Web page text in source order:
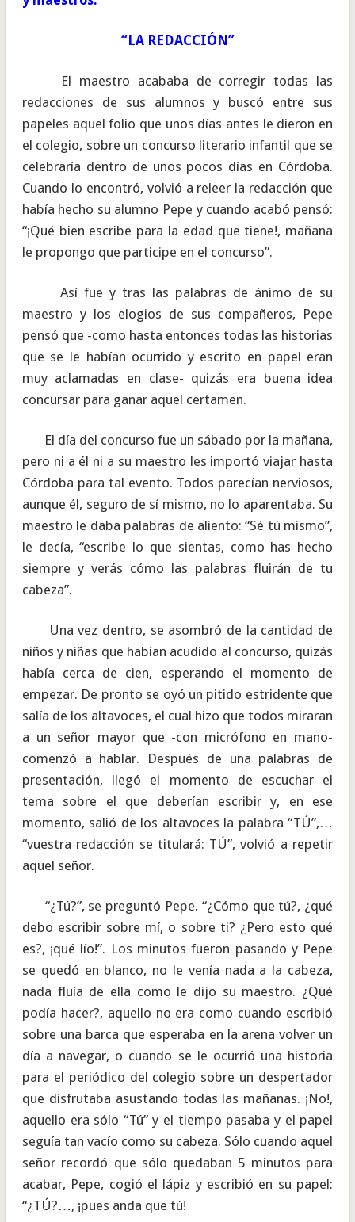
“LA REDACCIÓN”
El maestro acababa de corregir todas las
redacciones de sus alumnos y buscó entre sus
papeles aquel folio que unos días antes le dieron en
el colegio, sobre un concurso literario infantil que se
celebraría dentro de unos pocos días en Córdoba.
Cuando lo encontró, volvió a releer la redacción que
había hecho su alumno Pepe y cuando acabó pensó:
“¡Qué bien escribe para la edad que tiene!, mañana
le propongo que participe en el concurso”.
Así fue y tras las palabras de ánimo de su
maestro y los elogios de sus compañeros, Pepe
pensó que -como hasta entonces todas las historias
que se le habían ocurrido y escrito en papel eran
muy aclamadas en clase- quizás era buena idea
concursar para ganar aquel certamen.
El día del concurso fue un sábado por la mañana,
pero ni a él ni a su maestro les importó viajar hasta
Córdoba para tal evento. Todos parecían nerviosos,
aunque él, seguro de sí mismo, no lo aparentaba. Su
maestro le daba palabras de aliento: “Sé tú mismo”,
le decía, “escribe lo que sientas, como has hecho
siempre y verás cómo las palabras fluirán de tu
cabeza”.
Una vez dentro, se asombró de la cantidad de
niños y niñas que habían acudido al concurso, quizás
había cerca de cien, esperando el momento de
empezar. De pronto se oyó un pitido estridente que
salía de los altavoces, el cual hizo que todos miraran
a un señor mayor que -con micrófono en mano-
comenzó a hablar. Después de una palabras de
presentación, llegó el momento de escuchar el
tema sobre el que deberían escribir y, en ese
momento, salió de los altavoces la palabra “TÚ”,…
“vuestra redacción se titulará: TÚ”, volvió a repetir
aquel señor.
“¿Tú?”, se preguntó Pepe. “¿Cómo que tú?, ¿qué
debo escribir sobre mí, o sobre ti? ¿Pero esto qué
es?, ¡qué lío!”. Los minutos fueron pasando y Pepe
se quedó en blanco, no le venía nada a la cabeza,
nada fluía de ella como le dijo su maestro. ¿Qué
podía hacer?, aquello no era como cuando escribió
sobre una barca que esperaba en la arena volver un
día a navegar, o cuando se le ocurrió una historia
para el periódico del colegio sobre un despertador
que disfrutaba asustando todas las mañanas. ¡No!,
aquello era sólo “Tú” y el tiempo pasaba y el papel
seguía tan vacío como su cabeza. Sólo cuando aquel
señor recordó que sólo quedaban 5 minutos para
acabar, Pepe, cogió el lápiz y escribió en su papel:
“¿TÚ?…, ¡pues anda que tú!